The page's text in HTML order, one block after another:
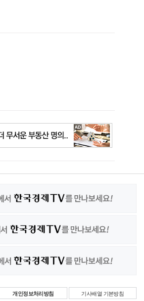
개인정보처리방침 기사배열 기본방침